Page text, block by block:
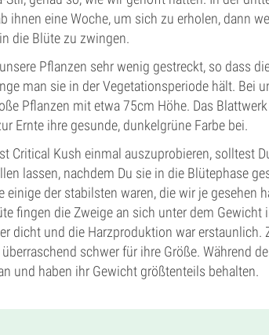
ihnen eine Woche, um sich zu erholen, dann
die Blüte zu zwingen.
Pflanzen sehr wenig gestreckt, so dass
man sie in der Vegetationsperiode hält. Bei
Pflanzen mit etwa 75cm Höhe. Das
Ernte ihre gesunde, dunkelgrüne Farbe bei.
Critical Kush einmal auszuprobieren, solltest
lassen, nachdem Du sie in die Blütephase
einige der stabilsten waren, die wir je gesehen
fingen die Zweige an sich unter dem Gewicht
dicht und die Harzproduktion war erstaunlich.
schwer für ihre Größe. Während
und haben ihr Gewicht größtenteils behalten.